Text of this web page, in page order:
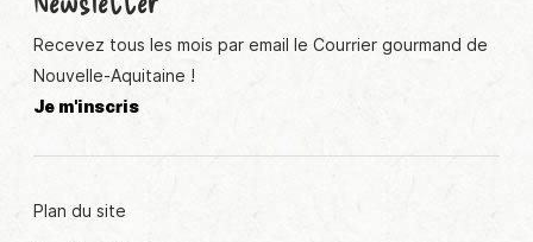
Recevez tous les mois par email le Courrier gourmand de
Nouvelle-Aquitaine !
Je m'inscris
Plan du site